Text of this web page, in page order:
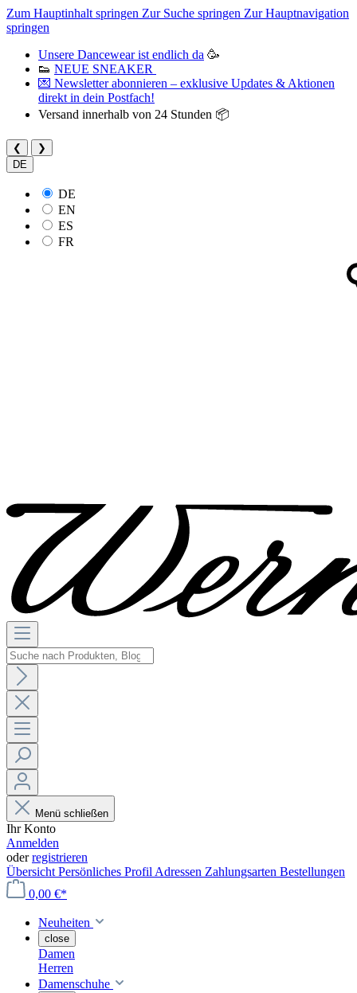
Zum Hauptinhalt springen Zur Suche springen Zur Hauptnavigation
springen
Unsere Dancewear ist endlich da 🥳
👟 NEUE SNEAKER
💌 Newsletter abonnieren – exklusive Updates & Aktionen
direkt in dein Postfach!
Versand innerhalb von 24 Stunden 📦
❮
❯
DE
DE
EN
ES
FR
Menü schließen
Ihr Konto
Anmelden
oderregistrieren
Übersicht Persönliches Profil Adressen Zahlungsarten Bestellungen
0,00 €*
Neuheiten
close
Damen
Herren
Damenschuhe